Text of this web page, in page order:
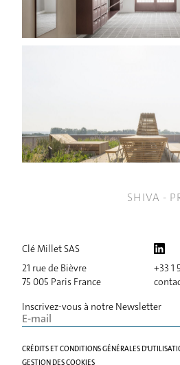
SHIVA -
Clé Millet SAS
21 rue de Bièvre
75 005 Paris France
+33 1
Inscrivez-vous à notre Newsletter
CRÉDITS ET CONDITIONS GÉNÉRALES
GESTION DES COOKIES